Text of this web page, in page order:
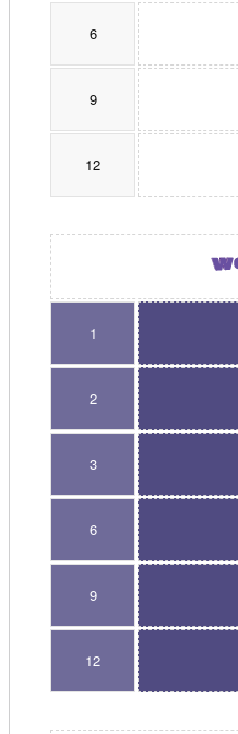
6
9
12
1
2
3
6
9
12